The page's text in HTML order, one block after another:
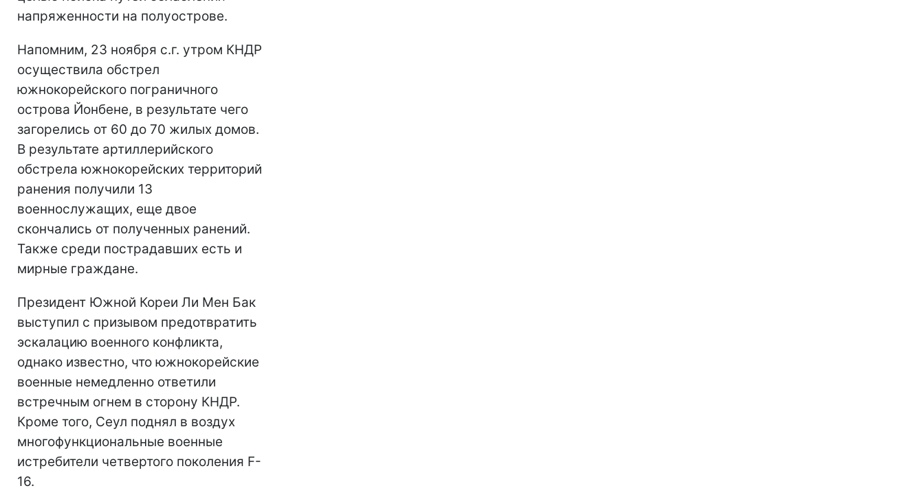
напряженности на полуострове.
Напомним, 23 ноября с.г. утром КНДР
осуществила обстрел
южнокорейского пограничного
острова Йонбене, в результате чего
загорелись от 60 до 70 жилых домов.
В результате артиллерийского
обстрела южнокорейских территорий
ранения получили 13
военнослужащих, еще двое
скончались от полученных ранений.
Также среди пострадавших есть и
мирные граждане.
Президент Южной Кореи Ли Мен Бак
выступил с призывом предотвратить
эскалацию военного конфликта,
однако известно, что южнокорейские
военные немедленно ответили
встречным огнем в сторону КНДР.
Кроме того, Сеул поднял в воздух
многофункциональные военные
истребители четвертого поколения F-
16.